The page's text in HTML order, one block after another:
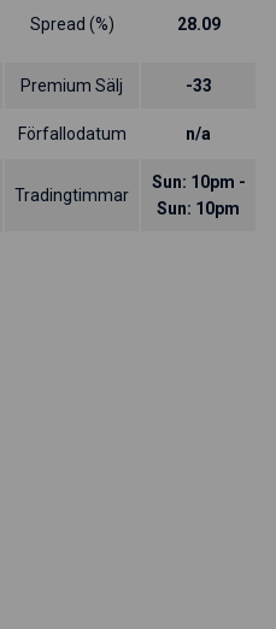
Spread (%) 28.09
Premium Sälj -33
Förfallodatum n/a
Tradingtimmar
Sun: 10pm -
Sun: 10pm